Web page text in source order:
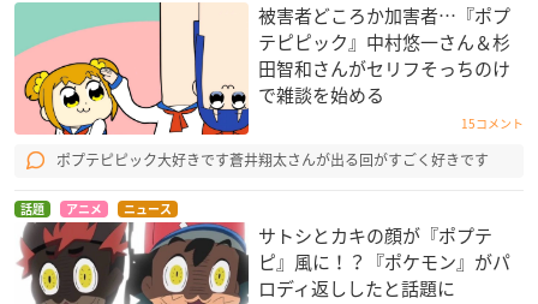
被害者どころか加害者…『ポプ
テピピック』中村悠一さん＆杉
田智和さんがセリフそっちのけ
で雑談を始める
15コメント
ポプテピピック大好きです蒼井翔太さんが出る回がすごく好きです
話題 アニメ ニュース
サトシとカキの顔が『ポプテ
ピ』風に！？『ポケモン』がパ
ロディ返ししたと話題に